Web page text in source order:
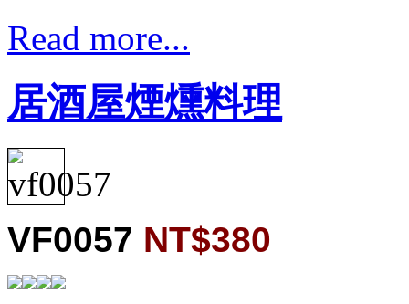
Read more...
居酒屋煙燻料理
VF0057 NT$380